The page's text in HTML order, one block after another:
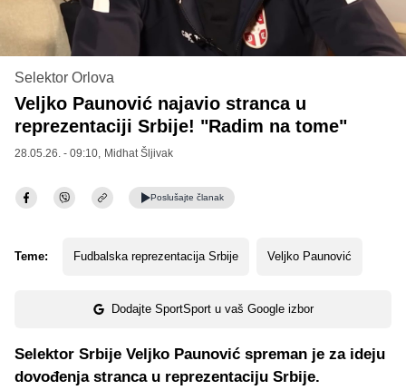
Selektor Orlova
Veljko Paunović najavio stranca u
reprezentaciji Srbije! "Radim na tome"
28.05.26. - 09:10, Midhat Šljivak
Poslušajte članak
Teme: Fudbalska reprezentacija Srbije Veljko Paunović
Dodajte SportSport u vaš Google izbor
Selektor Srbije Veljko Paunović spreman je za ideju
dovođenja stranca u reprezentaciju Srbije.